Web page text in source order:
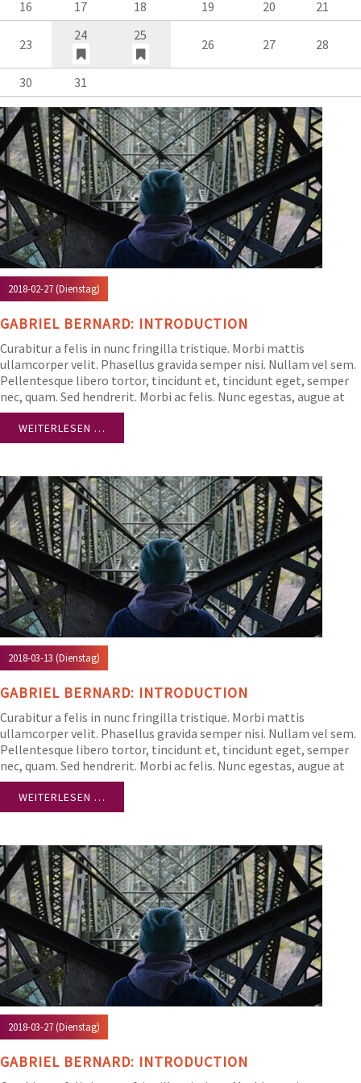
16 17 18 19 20 21
23
24 25
26 27 28
30 31
2018-02-27(Dienstag)
GABRIEL BERNARD: INTRODUCTION
Curabitur a felis in nunc fringilla tristique. Morbi mattis
ullamcorper velit. Phasellus gravida semper nisi. Nullam vel sem.
Pellentesque libero tortor, tincidunt et, tincidunt eget, semper
nec, quam. Sed hendrerit. Morbi ac felis. Nunc egestas, augue at
pellentesque laoreet.
WEITERLESEN …
2018-03-13 (Dienstag)
GABRIEL BERNARD: INTRODUCTION
Curabitur a felis in nunc fringilla tristique. Morbi mattis
ullamcorper velit. Phasellus gravida semper nisi. Nullam vel sem.
Pellentesque libero tortor, tincidunt et, tincidunt eget, semper
nec, quam. Sed hendrerit. Morbi ac felis. Nunc egestas, augue at
pellentesque laoreet.
WEITERLESEN …
2018-03-27(Dienstag)
GABRIEL BERNARD: INTRODUCTION